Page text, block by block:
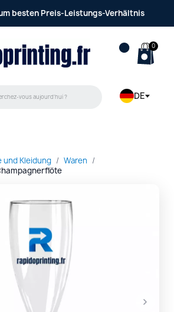
besten Preis-Leistungs-Verhältnis
DE
und Kleidung
Waren